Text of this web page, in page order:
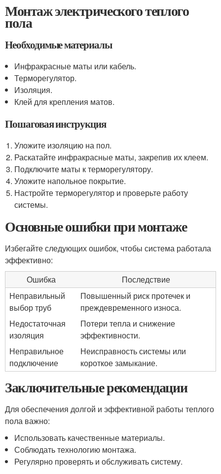
Монтаж электрического теплого
пола
Необходимые материалы
Инфракрасные маты или кабель.
Терморегулятор.
Изоляция.
Клей для крепления матов.
Пошаговая инструкция
Уложите изоляцию на пол.
Раскатайте инфракрасные маты, закрепив их клеем.
Подключите маты к терморегулятору.
Уложите напольное покрытие.
Настройте терморегулятор и проверьте работу
системы.
Основные ошибки при монтаже
Избегайте следующих ошибок, чтобы система работала
эффективно:
Ошибка
Последствие
Неправильный
выбор труб
Повышенный риск протечек и
преждевременного износа.
Недостаточная
изоляция
Потери тепла и снижение
эффективности.
Неправильное
подключение
Неисправность системы или
короткое замыкание.
Заключительные рекомендации
Для обеспечения долгой и эффективной работы теплого
пола важно:
Использовать качественные материалы.
Соблюдать технологию монтажа.
Регулярно проверять и обслуживать систему.